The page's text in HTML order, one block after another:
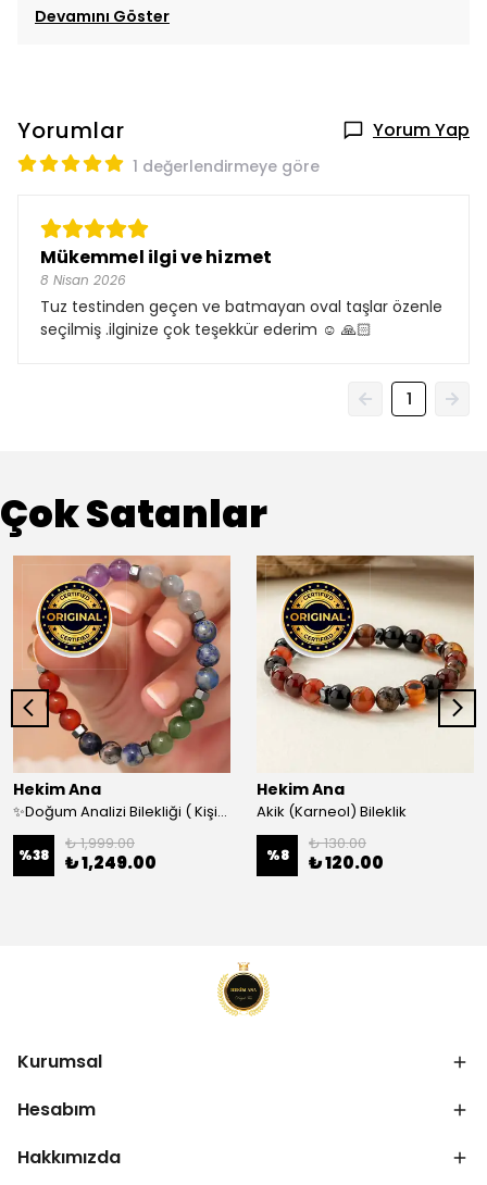
Devamını Göster
Yorumlar Yorum Yap
1 değerlendirmeye göre
Mükemmel ilgi ve hizmet
8 Nisan 2026
Tuz testinden geçen ve batmayan oval taşlar özenle
seçilmiş .ilginize çok teşekkür ederim ☺️ 🙏🏻
1
Çok Satanlar
Hekim Ana
✨Doğum Analizi Bilekliği ( Kişiye özel doğum analizi yapılarak şifalı gelecek doğal taşlarla hazırlanır)
%38
₺ 1,999.00
₺ 1,249.00
Hekim Ana
Akik (Karneol) Bileklik
%8
₺ 130.00
₺ 120.00
Kurumsal
Hesabım
Hakkımızda